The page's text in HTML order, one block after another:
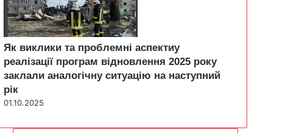
Як виклики та проблемні аспектиу
реалізації програм відновлення 2025 року
заклали аналогічну ситуацію на наступний
рік
01.10.2025